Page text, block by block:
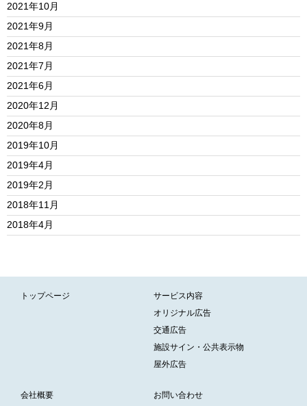
2021年10月
2021年9月
2021年8月
2021年7月
2021年6月
2020年12月
2020年8月
2019年10月
2019年4月
2019年2月
2018年11月
2018年4月
トップページ
サービス内容
オリジナル広告
交通広告
施設サイン・公共表示物
屋外広告
会社概要 お問い合わせ